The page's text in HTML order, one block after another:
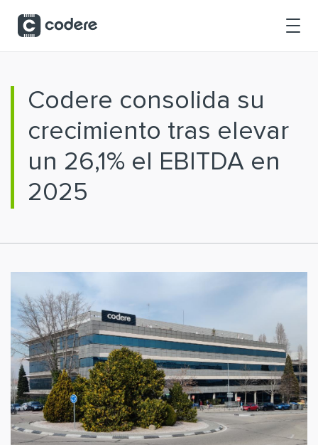
Codere consolida su
crecimiento tras elevar
un 26,1% el EBITDA en
2025